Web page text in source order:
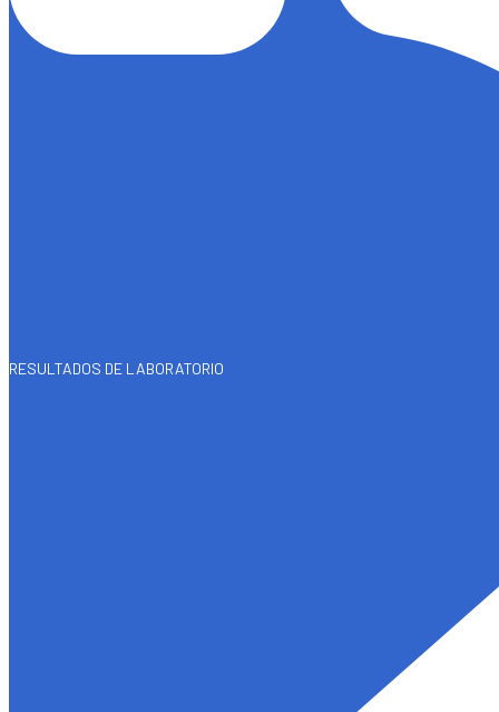
RESULTADOS DE LABORATORIO